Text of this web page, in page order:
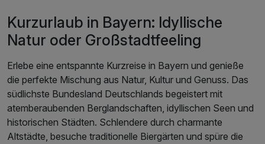
Kurzurlaub in Bayern: Idyllische
Natur oder Großstadtfeeling
Erlebe eine entspannte Kurzreise in Bayern und genieße
die perfekte Mischung aus Natur, Kultur und Genuss. Das
südlichste Bundesland Deutschlands begeistert mit
atemberaubenden Berglandschaften, idyllischen Seen und
historischen Städten. Schlendere durch charmante
Altstädte, besuche traditionelle Biergärten und spüre die